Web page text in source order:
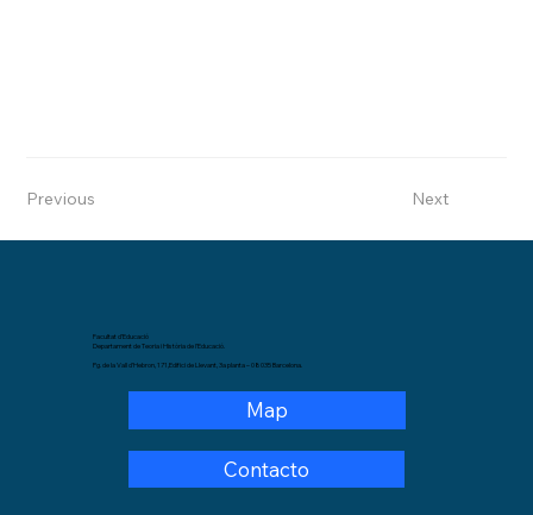
Previous Next
Facultat d’Educació
Departament de Teoria i Història de l’Educació.
Pg. de la Vall d’Hebron, 171,Edifici de Llevant, 3a planta – 08035 Barcelona.
Map
Contacto